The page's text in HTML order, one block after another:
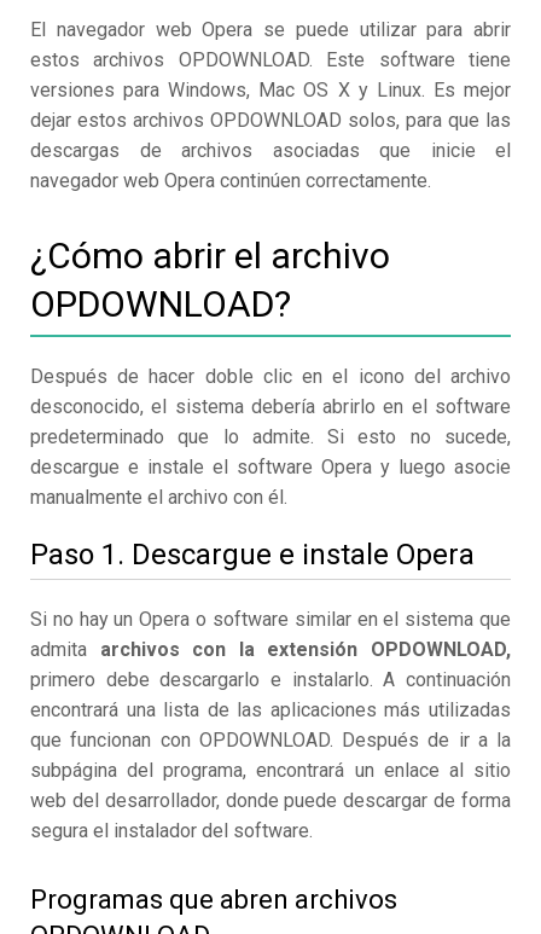
El navegador web Opera se puede utilizar para abrir
estos archivos OPDOWNLOAD. Este software tiene
versiones para Windows, Mac OS X y Linux. Es mejor
dejar estos archivos OPDOWNLOAD solos, para que las
descargas de archivos asociadas que inicie el
navegador web Opera continúen correctamente.
¿Cómo abrir el archivo
OPDOWNLOAD?
Después de hacer doble clic en el icono del archivo
desconocido, el sistema debería abrirlo en el software
predeterminado que lo admite. Si esto no sucede,
descargue e instale el software Opera y luego asocie
manualmente el archivo con él.
Paso 1. Descargue e instale Opera
Si no hay un Opera o software similar en el sistema que
admita archivos con la extensión OPDOWNLOAD,
primero debe descargarlo e instalarlo. A continuación
encontrará una lista de las aplicaciones más utilizadas
que funcionan con OPDOWNLOAD. Después de ir a la
subpágina del programa, encontrará un enlace al sitio
web del desarrollador, donde puede descargar de forma
segura el instalador del software.
Programas que abren archivos